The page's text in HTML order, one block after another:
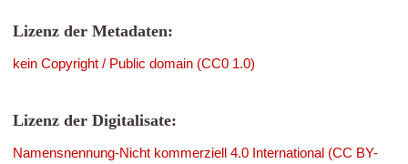
Lizenz der Metadaten:
kein Copyright / Public domain (CC0 1.0)
Lizenz der Digitalisate:
Namensnennung-Nicht kommerziell 4.0 International (CC BY-